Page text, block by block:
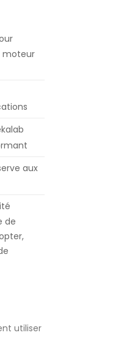
moteur
aux
de
utiliser